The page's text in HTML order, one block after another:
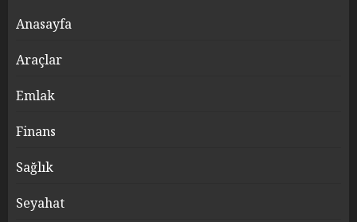
Anasayfa
Araçlar
Emlak
Finans
Sağlık
Seyahat